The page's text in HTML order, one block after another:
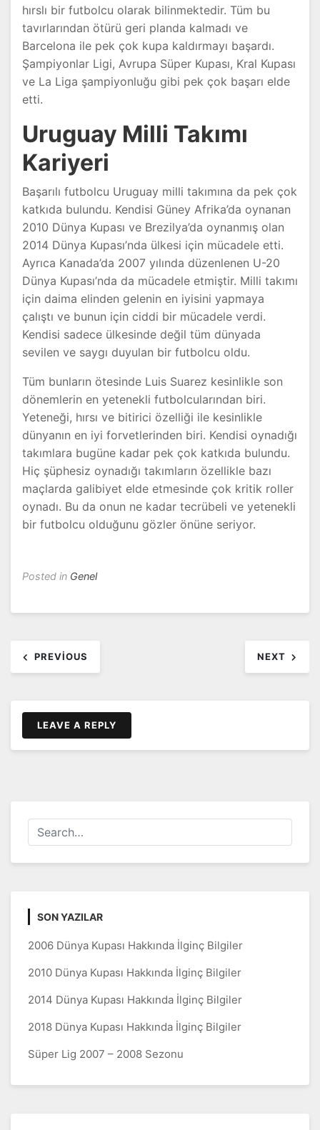
hırslı bir futbolcu olarak bilinmektedir. Tüm bu
tavırlarından ötürü geri planda kalmadı ve
Barcelona ile pek çok kupa kaldırmayı başardı.
Şampiyonlar Ligi, Avrupa Süper Kupası, Kral Kupası
ve La Liga şampiyonluğu gibi pek çok başarı elde
etti.
Uruguay Milli Takımı
Kariyeri
Başarılı futbolcu Uruguay milli takımına da pek çok
katkıda bulundu. Kendisi Güney Afrika’da oynanan
2010 Dünya Kupası ve Brezilya’da oynanmış olan
2014 Dünya Kupası’nda ülkesi için mücadele etti.
Ayrıca Kanada’da 2007 yılında düzenlenen U-20
Dünya Kupası’nda da mücadele etmiştir. Milli takımı
için daima elinden gelenin en iyisini yapmaya
çalıştı ve bunun için ciddi bir mücadele verdi.
Kendisi sadece ülkesinde değil tüm dünyada
sevilen ve saygı duyulan bir futbolcu oldu.
Tüm bunların ötesinde Luis Suarez kesinlikle son
dönemlerin en yetenekli futbolcularından biri.
Yeteneği, hırsı ve bitirici özelliği ile kesinlikle
dünyanın en iyi forvetlerinden biri. Kendisi oynadığı
takımlara bugüne kadar pek çok katkıda bulundu.
Hiç şüphesiz oynadığı takımların özellikle bazı
maçlarda galibiyet elde etmesinde çok kritik roller
oynadı. Bu da onun ne kadar tecrübeli ve yetenekli
bir futbolcu olduğunu gözler önüne seriyor.
Posted in Genel
dolaşımı
PREVIOUS NEXT
LEAVE A REPLY
SON YAZILAR
2006 Dünya Kupası Hakkında İlginç Bilgiler
2010 Dünya Kupası Hakkında İlginç Bilgiler
2014 Dünya Kupası Hakkında İlginç Bilgiler
2018 Dünya Kupası Hakkında İlginç Bilgiler
Süper Lig 2007 – 2008 Sezonu